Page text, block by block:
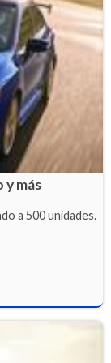
y más
a 500 unidades.